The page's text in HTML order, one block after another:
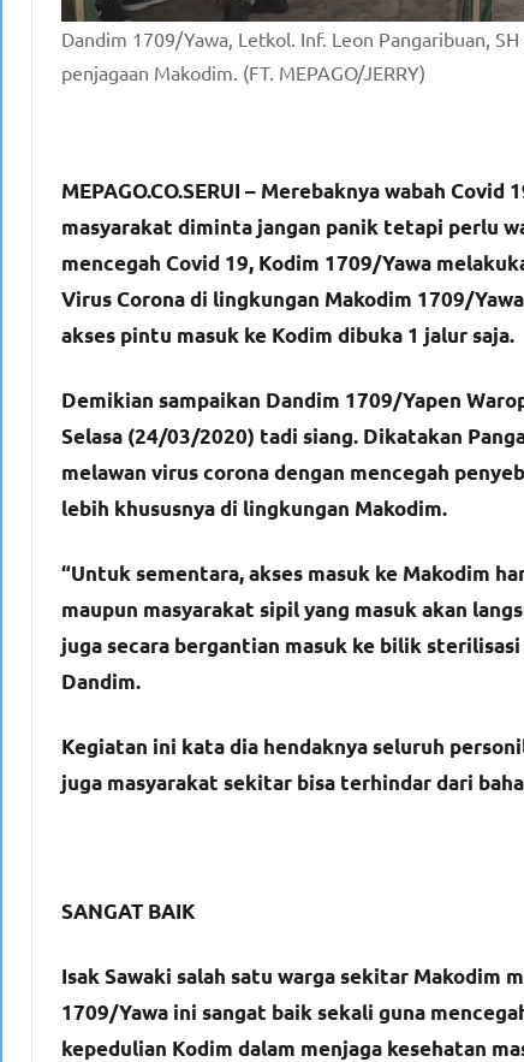
Dandim 1709/Yawa, Letkol. Inf. Leon Pangaribuan,
penjagaan Makodim. (FT. MEPAGO/JERRY)
MEPAGO.CO.SERUI – Merebaknya wabah
masyarakat diminta jangan panik tetapi perlu
mencegah Covid 19, Kodim 1709/Yawa
Virus Corona di lingkungan Makodim 1709/
akses pintu masuk ke Kodim dibuka 1 jalur saja.
Demikian sampaikan Dandim 1709/Yapen
Selasa (24/03/2020) tadi siang. Dikatakan
melawan virus corona dengan mencegah
lebih khususnya di lingkungan Makodim.
“Untuk sementara, akses masuk ke Makodim
maupun masyarakat sipil yang masuk akan
juga secara bergantian masuk ke bilik
Dandim.
Kegiatan ini kata dia hendaknya seluruh
juga masyarakat sekitar bisa terhindar dari
SANGAT BAIK
Isak Sawaki salah satu warga sekitar Makodim
1709/Yawa ini sangat baik sekali guna
kepedulian Kodim dalam menjaga kesehatan